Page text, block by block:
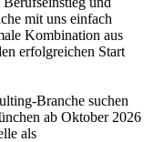
mit uns einfach
Kombination aus
erfolgreichen Start
Branche suchen
ab Oktober 2026
als